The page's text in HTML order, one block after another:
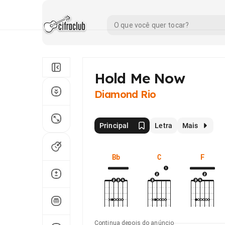
Hold Me Now
Diamond Rio
Principal Letra Mais
Bb C F
Continua depois do anúncio